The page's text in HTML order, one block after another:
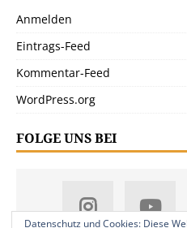
Anmelden
Eintrags-Feed
Kommentar-Feed
WordPress.org
FOLGE UNS BEI
Datenschutz und Cookies: Diese